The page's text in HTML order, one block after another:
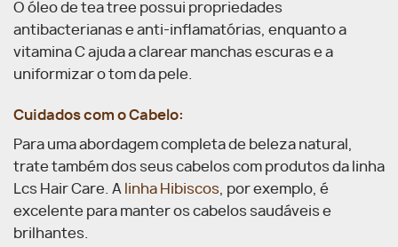
O óleo de tea tree possui propriedades
antibacterianas e anti-inflamatórias, enquanto a
vitamina C ajuda a clarear manchas escuras e a
uniformizar o tom da pele.
Cuidados com o Cabelo:
Para uma abordagem completa de beleza natural,
trate também dos seus cabelos com produtos da linha
Lcs Hair Care. A linha Hibiscos, por exemplo, é
excelente para manter os cabelos saudáveis e
brilhantes.